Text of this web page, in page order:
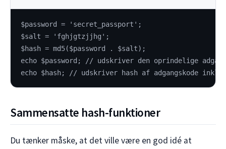
$password = 'secret_passport';
$salt = 'fghjgtzjjhg';
$hash = md5($password . $salt);
echo $password; // udskriver den oprindelige
echo $hash; // udskriver hash af adgangskode
Sammensatte hash-funktioner
Du tænker måske, at det ville være en god idé at